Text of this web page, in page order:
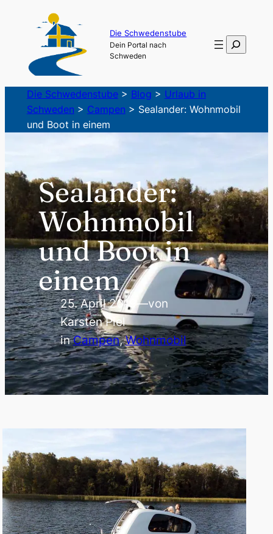
springen
Die Schwedenstube
Dein Portal nach
Schweden
Suchen
Die Schwedenstube> Blog > Urlaub in
Schweden > Campen > Sealander: Wohnmobil
und Boot in einem
Sealander:
Wohnmobil
und Boot in
einem
25. April 2019 —von
Karsten Piel
inCampen, Wohnmobil